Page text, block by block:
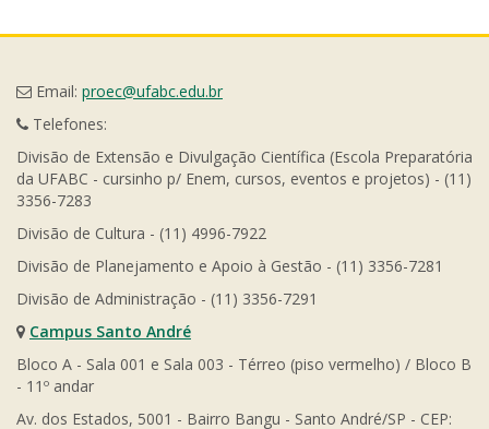
Email: proec@ufabc.edu.br
Telefones:
Divisão de Extensão e Divulgação Científica (Escola Preparatória
da UFABC - cursinho p/ Enem, cursos, eventos e projetos) - (11)
3356-7283
Divisão de Cultura - (11) 4996-7922
Divisão de Planejamento e Apoio à Gestão - (11) 3356-7281
Divisão de Administração - (11) 3356-7291
Campus Santo André
Bloco A - Sala 001 e Sala 003 - Térreo (piso vermelho) / Bloco B
- 11º andar
Av. dos Estados, 5001 - Bairro Bangu - Santo André/SP - CEP: